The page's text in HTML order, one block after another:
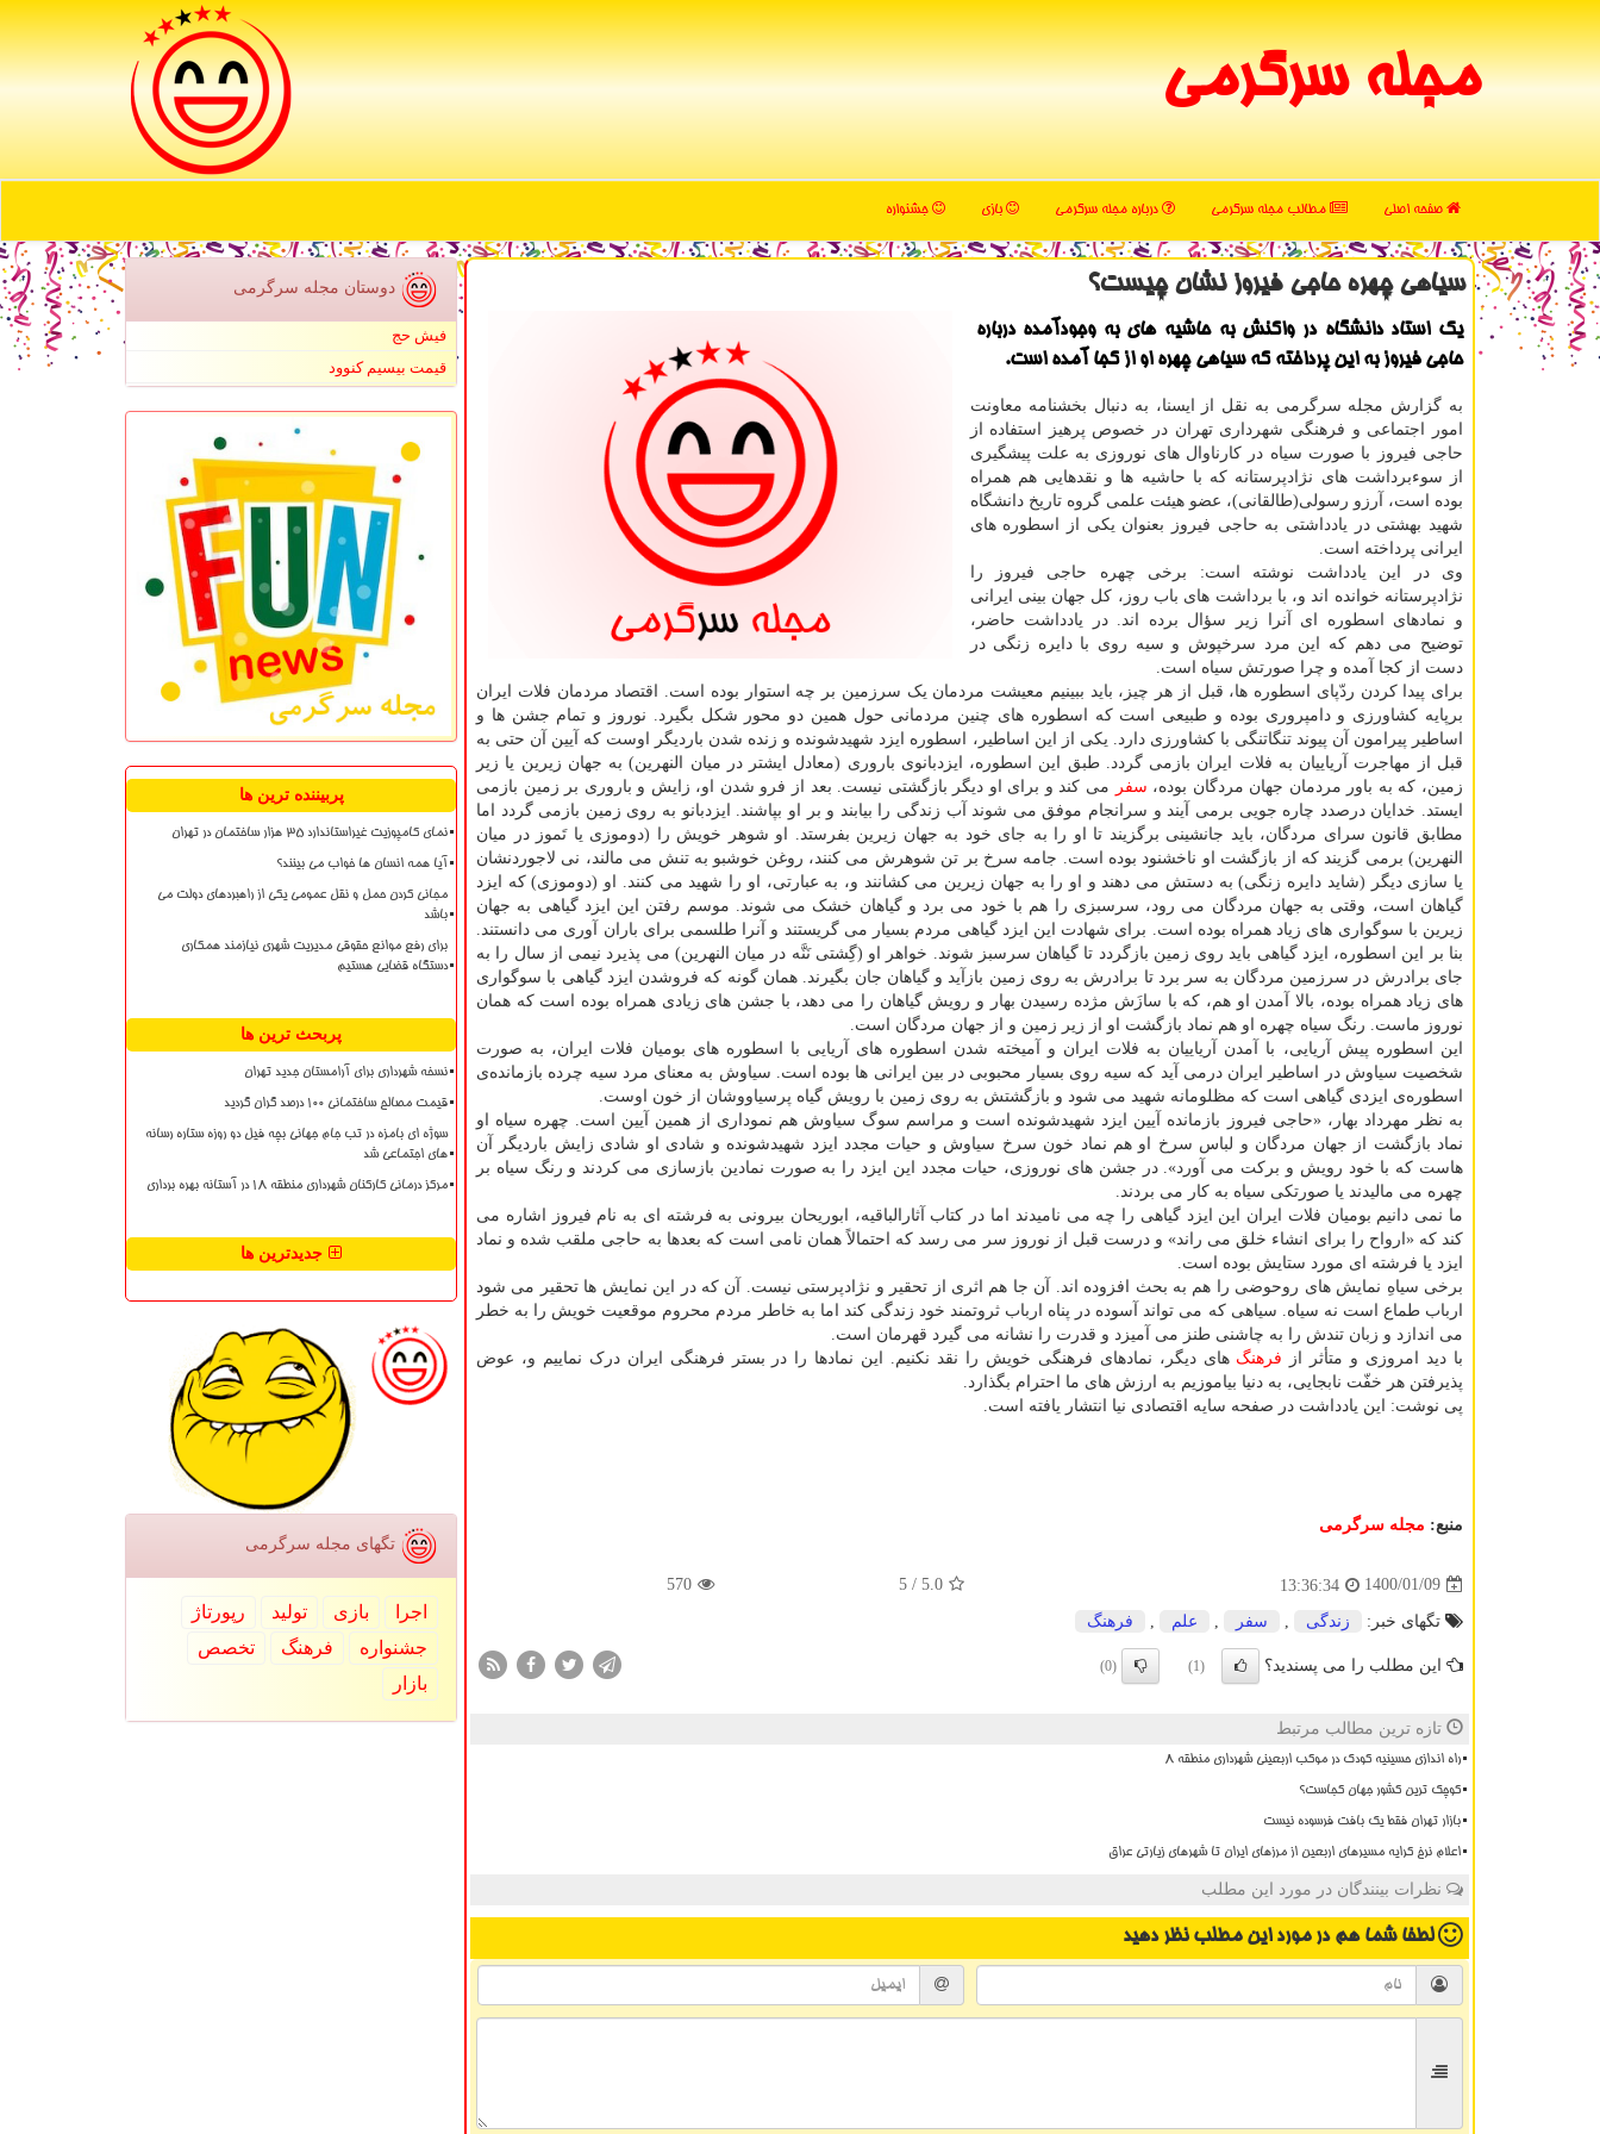
مجله سرگرمی
صفحه اصلی مطالب مجله سرگرمی درباره مجله سرگرمی بازی جشنواره
سیاهی چهره حاجی فیروز نشان چیست؟
یک استاد دانشگاه در واکنش به حاشیه های به وجودآمده درباره
حاجی فیروز به این پرداخته که سیاهی چهره او از کجا آمده است.
به گزارش مجله سرگرمی به نقل از ایسنا، به دنبال بخشنامه معاونت
امور اجتماعی و فرهنگی شهرداری تهران در خصوص پرهیز استفاده از
حاجی فیروز با صورت سیاه در کارناوال های نوروزی به علت پیشگیری
از سوءبرداشت های نژادپرستانه که با حاشیه ها و نقدهایی هم همراه
بوده است، آرزو رسولی(طالقانی)، عضو هیئت علمی گروه تاریخ دانشگاه
شهید بهشتی در یادداشتی به حاجی فیروز بعنوان یکی از اسطوره های
ایرانی پرداخته است.
وی در این یادداشت نوشته است: برخی چهره حاجی فیروز را
نژادپرستانه خوانده اند و، با برداشت های باب روز، کل جهان بینی ایرانی
و نمادهای اسطوره ای آنرا زیر سؤال برده اند. در یادداشت حاضر،
توضیح می دهم که این مرد سرخپوش و سیه روی با دایره زنگی در
دست از کجا آمده و چرا صورتش سیاه است.
برای پیدا کردن ردّپای اسطوره ها، قبل از هر چیز، باید ببینیم معیشت مردمان یک سرزمین بر چه استوار بوده است. اقتصاد مردمان فلات ایران
برپایه کشاورزی و دامپروری بوده و طبیعی است که اسطوره های چنین مردمانی حول همین دو محور شکل بگیرد. نوروز و تمام جشن ها و
اساطیر پیرامون آن پیوند تنگاتنگی با کشاورزی دارد. یکی از این اساطیر، اسطوره ایزد شهیدشونده و زنده شدن باردیگر اوست که آیین آن حتی به
قبل از مهاجرت آریاییان به فلات ایران بازمی گردد. طبق این اسطوره، ایزدبانوی باروری (معادل ایشتر در میان النهرین) به جهان زیرین یا زیر
زمین، که به باور مردمان جهان مردگان بوده، سفر
می کند و برای او دیگر بازگشتی نیست. بعد از فرو شدن او، زایش و باروری بر زمین بازمی
ایستد. خدایان درصدد چاره جویی برمی آیند و سرانجام موفق می شوند آب زندگی را بیابند و بر او بپاشند. ایزدبانو به روی زمین بازمی گردد اما
مطابق قانون سرای مردگان، باید جانشینی برگزیند تا او را به جای خود به جهان زیرین بفرستد. او شوهر خویش را (دوموزی یا تَموز در میان
النهرین) برمی گزیند که از بازگشت او ناخشنود بوده است. جامه سرخ بر تن شوهرش می کنند، روغن خوشبو به تنش می مالند، نی لاجوردنشان
یا سازی دیگر (شاید دایره زنگی) به دستش می دهند و او را به جهان زیرین می کشانند و، به عبارتی، او را شهید می کنند. او (دوموزی) که ایزد
گیاهان است، وقتی به جهان مردگان می رود، سرسبزی را هم با خود می برد و گیاهان خشک می شوند. موسم رفتن این ایزد گیاهی به جهان
زیرین با سوگواری های زیاد همراه بوده است. برای شهادت این ایزد گیاهی مردم بسیار می گریستند و آنرا طلسمی برای باران آوری می دانستند.
بنا بر این اسطوره، ایزد گیاهی باید روی زمین بازگردد تا گیاهان سرسبز شوند. خواهر او (گِشتی نَنَّه در میان النهرین) می پذیرد نیمی از سال را به
جای برادرش در سرزمین مردگان به سر برد تا برادرش به روی زمین بازآید و گیاهان جان بگیرند. همان گونه که فروشدن ایزد گیاهی با سوگواری
های زیاد همراه بوده، بالا آمدن او هم، که با سازَش مژده رسیدن بهار و رویش گیاهان را می دهد، با جشن های زیادی همراه بوده است که همان
نوروز ماست. رنگ سیاه چهره او هم نماد بازگشت او از زیر زمین و از جهان مردگان است.
این اسطوره پیش آریایی، با آمدن آریاییان به فلات ایران و آمیخته شدن اسطوره های آریایی با اسطوره های بومیان فلات ایران، به صورت
شخصیت سیاوش در اساطیر ایران درمی آید که سیه روی بسیار محبوبی در بین ایرانی ها بوده است. سیاوش به معنای مرد سیه چرده بازمانده‌ی
اسطوره‌ی ایزدی گیاهی است که مظلومانه شهید می شود و بازگشتش به روی زمین با رویش گیاه پرسیاووشان از خون اوست.
به نظر مهرداد بهار، «حاجی فیروز بازمانده آیین ایزد شهیدشونده است و مراسم سوگ سیاوش هم نموداری از همین آیین است. چهره سیاه او
نماد بازگشت از جهان مردگان و لباس سرخ او هم نماد خون سرخ سیاوش و حیات مجدد ایزد شهیدشونده و شادی او شادی زایش باردیگر آن
هاست که با خود رویش و برکت می آورد». در جشن های نوروزی، حیات مجدد این ایزد را به صورت نمادین بازسازی می کردند و رنگ سیاه بر
چهره می مالیدند یا صورتکی سیاه به کار می بردند.
ما نمی دانیم بومیان فلات ایران این ایزد گیاهی را چه می نامیدند اما در کتاب آثارالباقیه، ابوریحان بیرونی به فرشته ای به نام فیروز اشاره می
کند که «ارواح را برای انشاء خلق می راند» و درست قبل از نوروز سر می رسد که احتمالاً همان نامی است که بعدها به حاجی ملقب شده و نماد
ایزد یا فرشته ای مورد ستایش بوده است.
برخی سیاهِ نمایش های روحوضی را هم به بحث افزوده اند. آن جا هم اثری از تحقیر و نژادپرستی نیست. آن که در این نمایش ها تحقیر می شود
ارباب طماع است نه سیاه. سیاهی که می تواند آسوده در پناه ارباب ثروتمند خود زندگی کند اما به خاطر مردم محروم موقعیت خویش را به خطر
می اندازد و زبان تندش را به چاشنی طنز می آمیزد و قدرت را نشانه می گیرد قهرمان است.
با دید امروزی و متأثر از فرهنگ های دیگر، نمادهای فرهنگی خویش را نقد نکنیم. این نمادها را در بستر فرهنگی ایران درک نماییم و، عوض
پذیرفتن هر خفّت نابجایی، به دنیا بیاموزیم به ارزش های ما احترام بگذارد.
پی نوشت: این یادداشت در صفحه سایه اقتصادی نیا انتشار یافته است.
منبع: مجله سرگرمی
1400/01/09
13:36:34
5.0
/ 5
570
تگهای خبر: زندگی سفر علم فرهنگ
این مطلب را می پسندید؟ (1)
(0)
تازه ترین مطالب مرتبط
راه اندازی حسینیه کودک در موکب اربعینی شهرداری منطقه ۸
کوچک ترین کشور جهان کجاست؟
بازار تهران فقط یک بافت فرسوده نیست
اعلام نرخ کرایه مسیرهای اربعین از مرزهای ایران تا شهرهای زیارتی عراق
نظرات بینندگان در مورد این مطلب
لطفا شما همدر مورد این مطلب نظر دهید
دوستان مجله سرگرمی
فیش حج
قیمت بیسیم کنوود
پربیننده ترین ها
نمای کامپوزیت غیراستاندارد ۳۵ هزار ساختمان در تهران
آیا همه انسان ها خواب می بینند؟
مجانی کردن حمل و نقل عمومی یکی از راهبردهای دولت می
باشد
برای رفع موانع حقوقی مدیریت شهری نیازمند همکاری
دستگاه قضایی هستیم
پربحث ترین ها
نسخه شهرداری برای آرامستان جدید تهران
قیمت مصالح ساختمانی ۱۰۰ درصد گران گردید
سوژه ای بامزه در تب جام جهانی بچه فیل دو روزه ستاره رسانه
های اجتماعی شد
مرکز درمانی کارکنان شهرداری منطقه ۱۸ در آستانه بهره برداری
جدیدترین ها
تگهای مجله سرگرمی
اجرا بازی تولید
رپورتاژ
جشنواره
فرهنگ
تخصص
بازار